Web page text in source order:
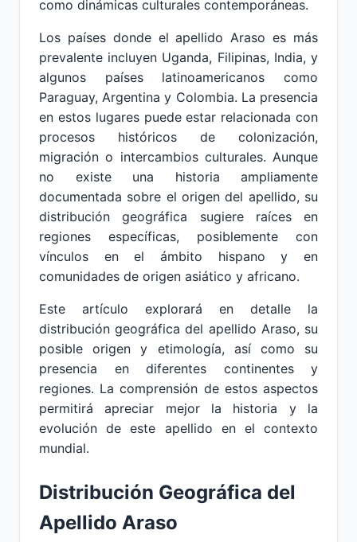
como dinámicas culturales contemporáneas.
Los países donde el apellido Araso es más
prevalente incluyen Uganda, Filipinas, India, y
algunos países latinoamericanos como
Paraguay, Argentina y Colombia. La presencia
en estos lugares puede estar relacionada con
procesos históricos de colonización,
migración o intercambios culturales. Aunque
no existe una historia ampliamente
documentada sobre el origen del apellido, su
distribución geográfica sugiere raíces en
regiones específicas, posiblemente con
vínculos en el ámbito hispano y en
comunidades de origen asiático y africano.
Este artículo explorará en detalle la
distribución geográfica del apellido Araso, su
posible origen y etimología, así como su
presencia en diferentes continentes y
regiones. La comprensión de estos aspectos
permitirá apreciar mejor la historia y la
evolución de este apellido en el contexto
mundial.
Distribución Geográfica del
Apellido Araso